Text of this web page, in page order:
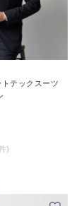
テックスーツ
)